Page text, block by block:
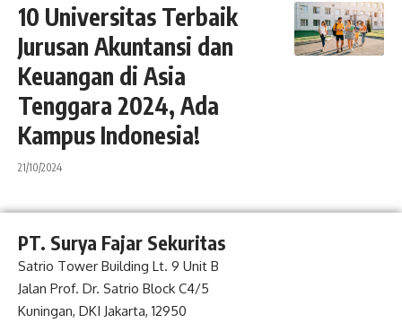
10 Universitas Terbaik
Jurusan Akuntansi dan
Keuangan di Asia
Tenggara 2024, Ada
Kampus Indonesia!
21/10/2024
PT. Surya Fajar Sekuritas
Satrio Tower Building Lt. 9 Unit B
Jalan Prof. Dr. Satrio Block C4/5
Kuningan, DKI Jakarta, 12950